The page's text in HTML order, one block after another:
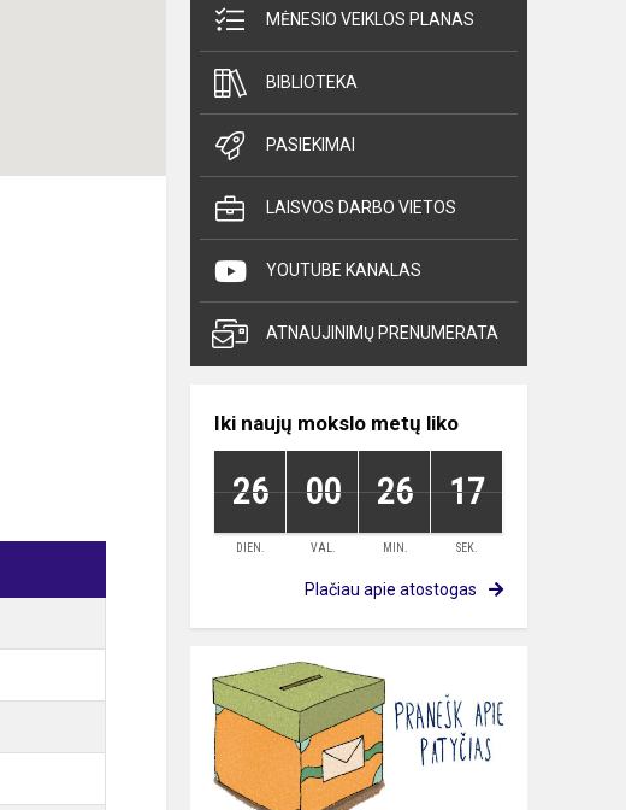
MĖNESIO VEIKLOS PLANAS
BIBLIOTEKA
PASIEKIMAI
LAISVOS DARBO VIETOS
YOUTUBE KANALAS
ATNAUJINIMŲ PRENUMERATA
Iki naujų mokslo metų liko
26 00 26 16
DIEN. VAL. MIN. SEK.
Plačiau apie atostogas